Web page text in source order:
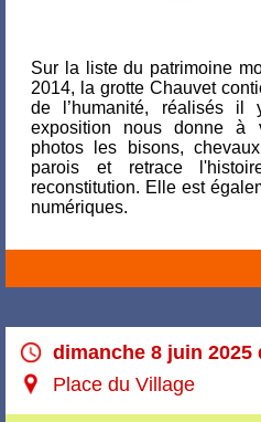
Sur la liste du patrimoine
2014, la grotte Chauvet
de l’humanité, réalisés
exposition nous donne à
photos les bisons,
parois et retrace
reconstitution. Elle est
numériques.
dimanche 8 juin 2025
Place du Village